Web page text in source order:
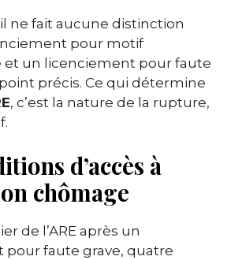
ne fait aucune distinction
pour motif
un licenciement pour faute
précis. Ce qui détermine
, c’est la nature de la rupture,
d’accès à
chômage
de l’ARE après un
pour faute grave, quatre